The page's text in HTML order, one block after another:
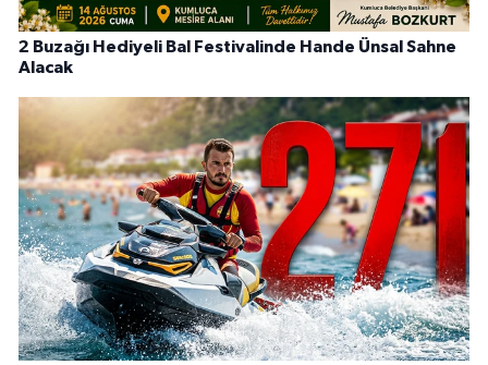
2 Buzağı Hediyeli Bal Festivalinde Hande Ünsal Sahne
Alacak